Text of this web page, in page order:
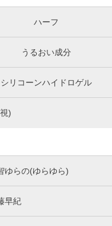
ハーフ
うるおい成分
シリコーンハイドロゲル
)
ゆらの(ゆらゆら)
早紀